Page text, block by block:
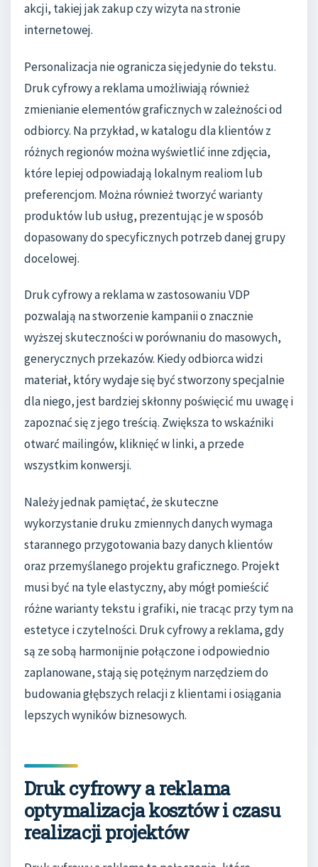
akcji, takiej jak zakup czy wizyta na stronie
internetowej.
Personalizacja nie ogranicza się jedynie do tekstu.
Druk cyfrowy a reklama umożliwiają również
zmienianie elementów graficznych w zależności od
odbiorcy. Na przykład, w katalogu dla klientów z
różnych regionów można wyświetlić inne zdjęcia,
które lepiej odpowiadają lokalnym realiom lub
preferencjom. Można również tworzyć warianty
produktów lub usług, prezentując je w sposób
dopasowany do specyficznych potrzeb danej grupy
docelowej.
Druk cyfrowy a reklama w zastosowaniu VDP
pozwalają na stworzenie kampanii o znacznie
wyższej skuteczności w porównaniu do masowych,
generycznych przekazów. Kiedy odbiorca widzi
materiał, który wydaje się być stworzony specjalnie
dla niego, jest bardziej skłonny poświęcić mu uwagę i
zapoznać się z jego treścią. Zwiększa to wskaźniki
otwarć mailingów, kliknięć w linki, a przede
wszystkim konwersji.
Należy jednak pamiętać, że skuteczne
wykorzystanie druku zmiennych danych wymaga
starannego przygotowania bazy danych klientów
oraz przemyślanego projektu graficznego. Projekt
musi być na tyle elastyczny, aby mógł pomieścić
różne warianty tekstu i grafiki, nie tracąc przy tym na
estetyce i czytelności. Druk cyfrowy a reklama, gdy
są ze sobą harmonijnie połączone i odpowiednio
zaplanowane, stają się potężnym narzędziem do
budowania głębszych relacji z klientami i osiągania
lepszych wyników biznesowych.
Druk cyfrowy a reklama
optymalizacja kosztów i czasu
realizacji projektów